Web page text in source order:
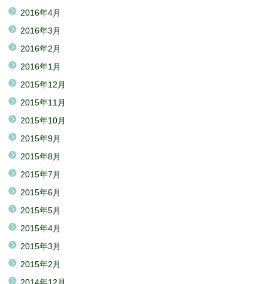
2016年4月
2016年3月
2016年2月
2016年1月
2015年12月
2015年11月
2015年10月
2015年9月
2015年8月
2015年7月
2015年6月
2015年5月
2015年4月
2015年3月
2015年2月